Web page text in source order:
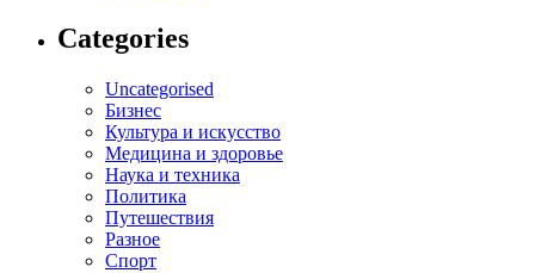
Categories
Uncategorised
Бизнес
Культура и искусство
Медицина и здоровье
Наука и техника
Политика
Путешествия
Разное
Спорт